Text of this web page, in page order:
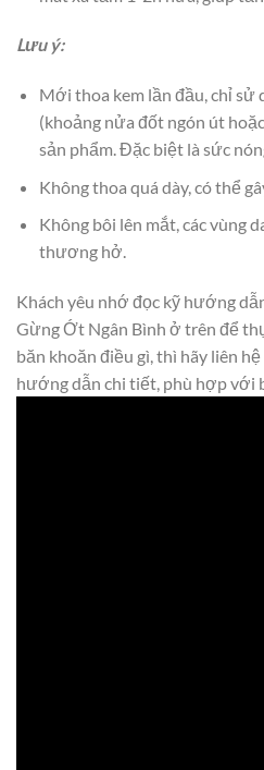
Lưu ý:
Mới thoa kem lần đầu, chỉ
(khoảng nửa đốt ngón út
sản phẩm. Đặc biệt là sức
Không thoa quá dày, có thể
Không bôi lên mắt, các vùng
thương hở.
Khách yêu nhớ đọc kỹ hướng
Gừng Ớt Ngân Bình ở trên để
băn khoăn điều gì, thì hãy liên hệ
hướng dẫn chi tiết, phù hợp với